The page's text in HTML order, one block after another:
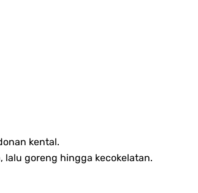
kental.
lalu goreng hingga kecokelatan.